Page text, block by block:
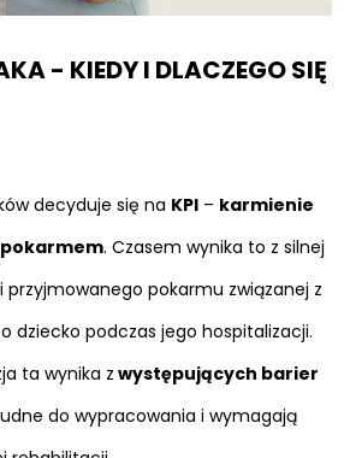
- KIEDY I DLACZEGO SIĘ
decyduje się na KPI – karmienie
. Czasem wynika to z silnej
pokarmu związanej z
dziecko podczas jego hospitalizacji.
ta wynika z występujących barier
do wypracowania i wymagają